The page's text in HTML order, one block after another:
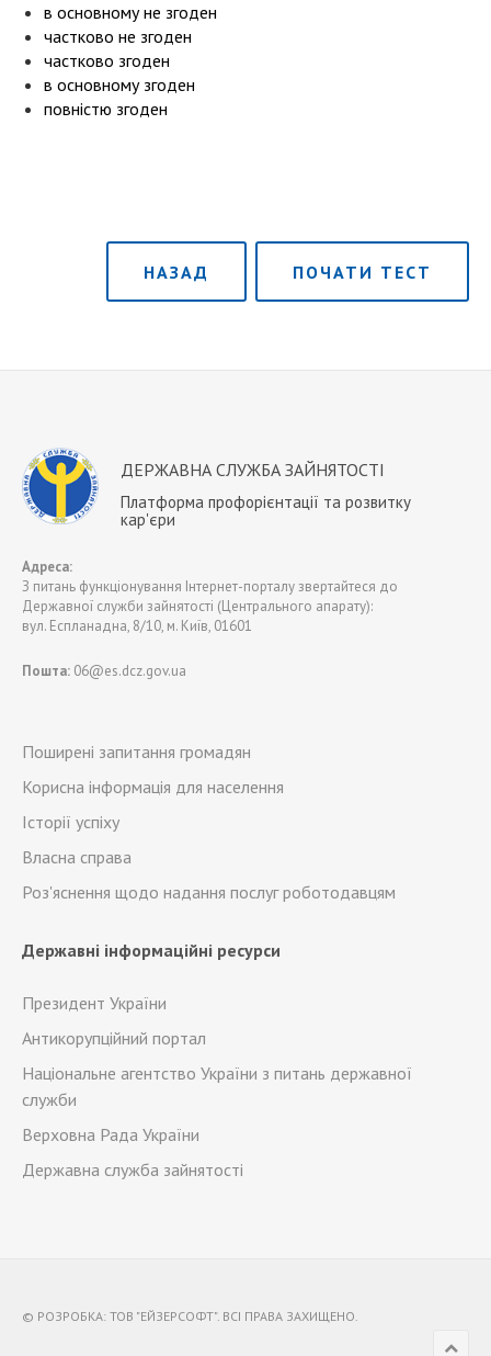
в основному не згоден
частково не згоден
частково згоден
в основному згоден
повністю згоден
ПОЧАТИ ТЕСТ
НАЗАД
ДЕРЖАВНА СЛУЖБА ЗАЙНЯТОСТІ
Платформа профорієнтації та розвитку
кар'єри
Адреса:
З питань функціонування Інтернет-порталу звертайтеся до
Державної служби зайнятості (Центрального апарату):
вул. Еспланадна, 8/10, м. Київ, 01601
Пошта: 06@es.dcz.gov.ua
Поширені запитання громадян
Корисна інформація для населення
Історії успіху
Власна справа
Роз'яснення щодо надання послуг роботодавцям
Державні інформаційні ресурси
Президент України
Антикорупційний портал
Національне агентство України з питань державної
служби
Верховна Рада України
Державна служба зайнятості
© РОЗРОБКА: ТОВ "ЕЙЗЕРСОФТ". ВСІ ПРАВА ЗАХИЩЕНО.